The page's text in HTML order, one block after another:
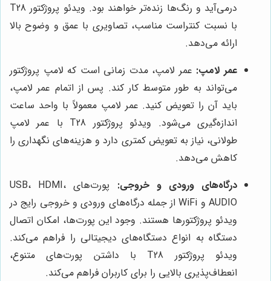
درمی‌آید و رنگ‌ها زنده‌تر خواهند بود. ویدئو پروژکتور T28
با نسبت کنتراست مناسب، تصاویری با عمق و وضوح بالا
ارائه می‌دهد.
عمر لامپ: عمر لامپ، مدت زمانی است که لامپ پروژکتور
می‌تواند به طور متوسط کار کند. پس از اتمام عمر لامپ،
باید آن را تعویض کنید. عمر لامپ معمولاً با واحد ساعت
اندازه‌گیری می‌شود. ویدئو پروژکتور T28 با عمر لامپ
طولانی، نیاز به تعویض کمتری دارد و هزینه‌های نگهداری را
کاهش می‌دهد.
درگاه‌های ورودی و خروجی:
پورت‌های USB، HDMI،
AUDIO و WiFi از جمله درگاه‌های ورودی و خروجی رایج در
ویدئو پروژکتورها هستند. وجود این پورت‌ها، امکان اتصال
دستگاه به انواع دستگاه‌های دیجیتالی را فراهم می‌کند.
ویدئو پروژکتور T28 با داشتن پورت‌های متنوع،
انعطاف‌پذیری بالایی را برای کاربران فراهم می‌کند.